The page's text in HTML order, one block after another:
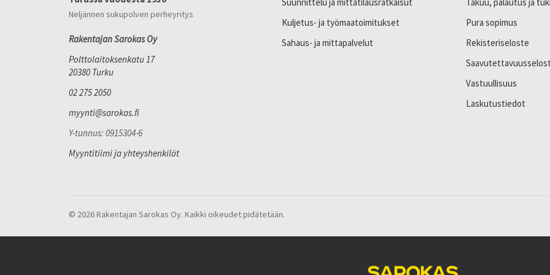
Neljännen sukupolven perheyritys
Rakentajan Sarokas Oy
Polttolaitoksenkatu 17
20380 Turku
02 275 2050
myynti@sarokas.fi
Y-tunnus: 0915304-6
Myyntitiimi ja yhteyshenkilöt
Kuljetus- ja työmaatoimitukset
Sahaus- ja mittapalvelut
Pura sopimus
Rekisteriseloste
Vastuullisuus
Laskutustiedot
© 2026 Rakentajan Sarokas Oy. Kaikki oikeudet pidätetään.